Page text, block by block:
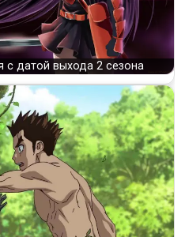
с датой выхода 2 сезона